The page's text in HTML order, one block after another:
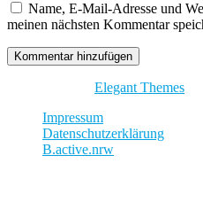
Name, E-Mail-Adresse und
meinen nächsten Kommentar
Elegant Themes
Impressum
Datenschutzerklärung
B.active.nrw